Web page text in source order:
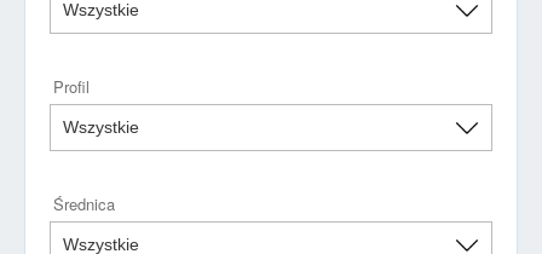
Profil
Średnica